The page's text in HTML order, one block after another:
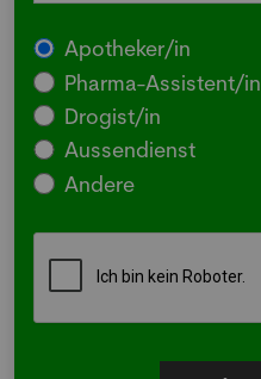
Apotheker/in
Pharma-Assistent/in
Drogist/in
Aussendienst
Andere